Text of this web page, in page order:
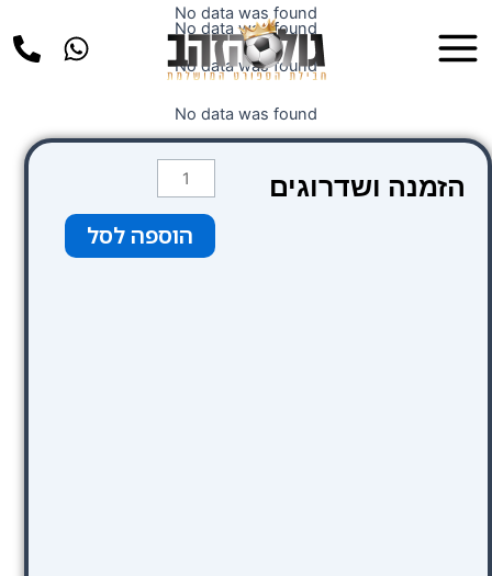
לתוכן
Menu
No data was found
No data was found
No data was found
No data was found
הזמנה ושדרוגים
כמות
של
רכבת
מלונדון
הוספה לסל